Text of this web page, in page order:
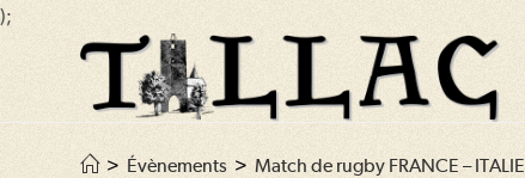
);
> Évènements > Match de rugby FRANCE – ITALIE